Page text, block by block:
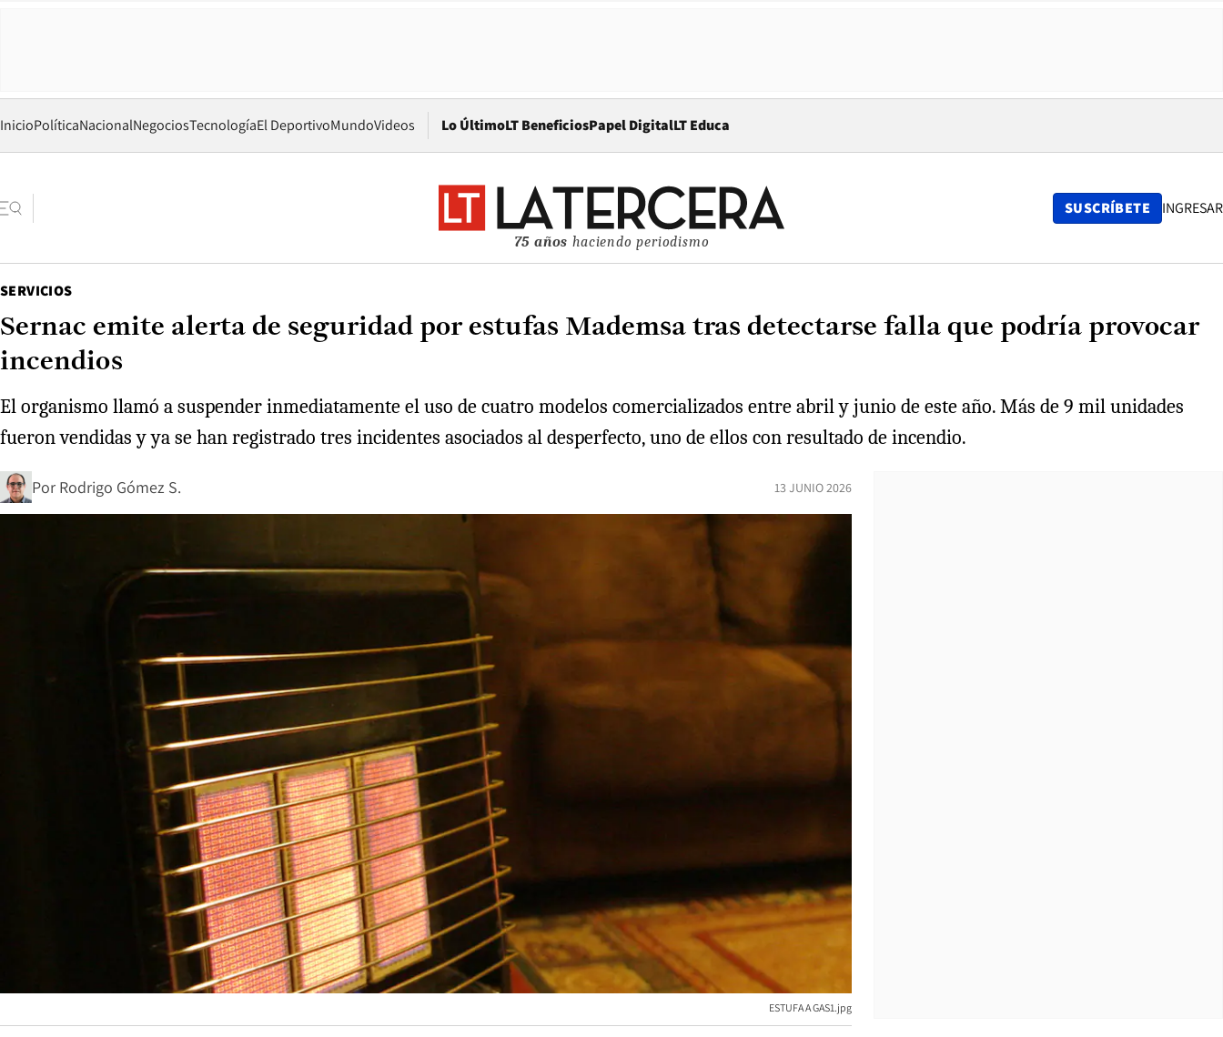
InicioPolíticaNacionalNegociosTecnologíaEl DeportivoMundoVideos Lo ÚltimoLT BeneficiosPapel DigitalOpens in new window
LT Educa
75 años haciendo periodismo
SUSCRÍBETE INGRESAR
SERVICIOS
Sernac emite alerta de seguridad por estufas Mademsa tras detectarse falla que podría provocar
incendios
El organismo llamó a suspender inmediatamente el uso de cuatro modelos comercializados entre abril y junio de este año. Más de 9 mil unidades
fueron vendidas y ya se han registrado tres incidentes asociados al desperfecto, uno de ellos con resultado de incendio.
Por Rodrigo Gómez S. 13 JUNIO 2026
ESTUFA A GAS1.jpg